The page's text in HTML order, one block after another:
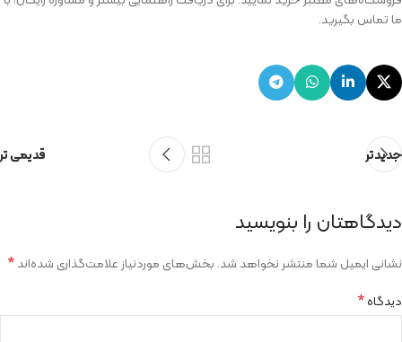
ما تماس بگیرید.
جدیدتر قدیمی تر
دیدگاهتان را بنویسید
نشانی ایمیل شما منتشر نخواهد شد. بخش‌های موردنیاز علامت‌گذاری شده‌اند*
دیدگاه*